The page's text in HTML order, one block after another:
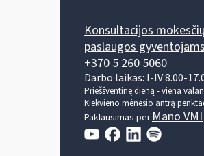
Konsultacijos
paslaugos
+370 5 260 5060
Darbo laikas: I-IV 8.00-
Prieššventinę dieną - viena
Kiekvieno mėnesio antrą
Paklausimas perMano VMI